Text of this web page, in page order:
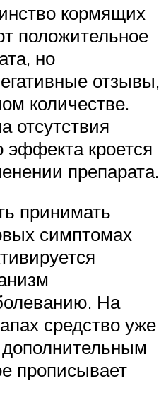
кормящих
положительное
но
отзывы,
количестве.
отсутствия
эффекта кроется
препарата.
принимать
симптомах
На
средство уже
прописывает